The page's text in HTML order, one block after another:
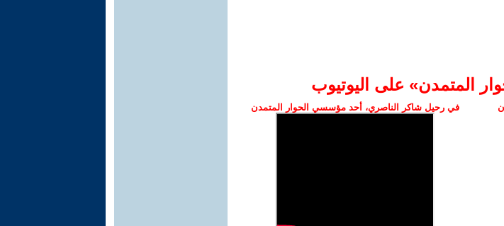
المتمدن» على اليوتيوب
في رحيل شاكر الناصري، أحد مؤسسي الحوار المتمدن